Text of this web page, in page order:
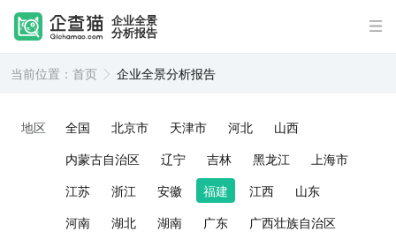
企业全景
分析报告
当前位置： 首页 企业全景分析报告
地区 全国 北京市 天津市 河北
山西
内蒙古自治区
辽宁 吉林 黑龙江
上海市
江苏
浙江 安徽 福建 江西
山东
河南
湖北 湖南 广东
广西壮族自治区